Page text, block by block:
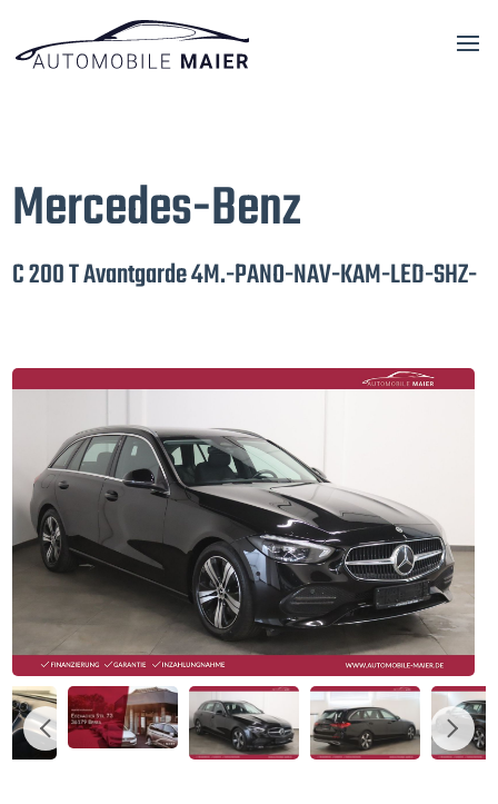
Mercedes-Benz
C 200 T Avantgarde 4M.-PANO-NAV-KAM-LED-SHZ-